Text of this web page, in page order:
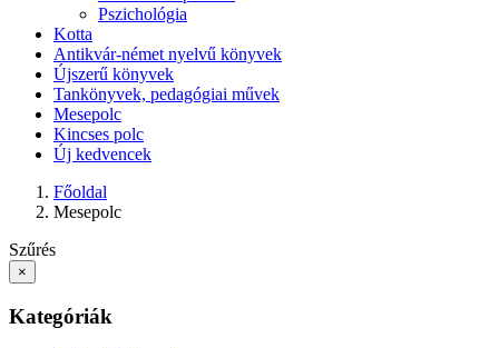
Pszichológia
Kotta
Antikvár-német nyelvű könyvek
Újszerű könyvek
Tankönyvek, pedagógiai művek
Mesepolc
Kincses polc
Új kedvencek
Főoldal
Mesepolc
Szűrés
×
Kategóriák